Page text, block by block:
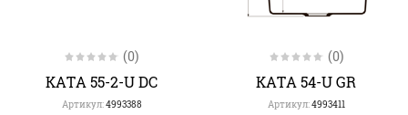
(0)
KATA 55-2-U DC
Артикул:4993388
(0)
KATA 54-U GR
Артикул:4993411